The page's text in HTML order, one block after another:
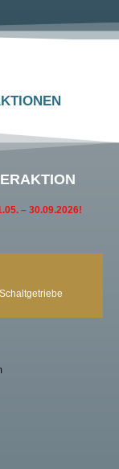
– 30.09.2026!